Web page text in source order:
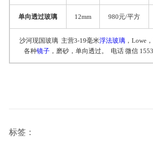
单向透过玻璃 12mm 980元/平方
沙河现国玻璃 主营3-19毫米浮法玻璃 ，Lowe
各种镜子 ，磨砂，单向透过。 电话 微信
标签：